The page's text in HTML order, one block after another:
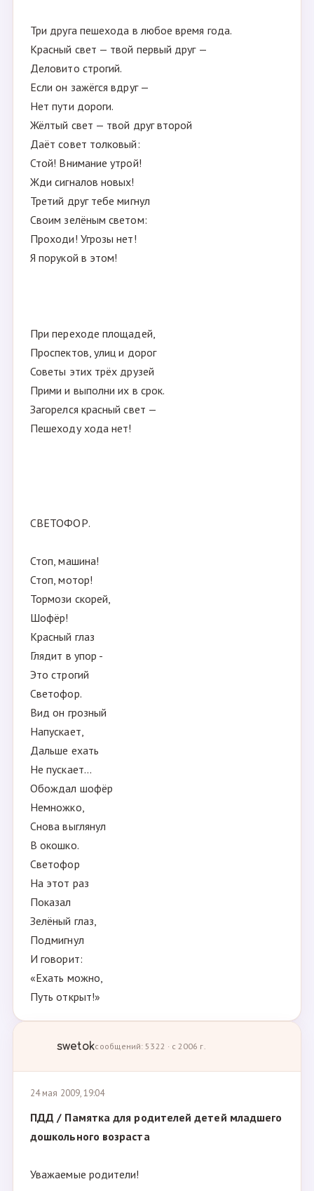
Три друга пешехода в любое время года.
Красный свет — твой первый друг —
Деловито строгий.
Если он зажёгся вдруг —
Нет пути дороги.
Жёлтый свет — твой друг второй
Даёт совет толковый:
Стой! Внимание утрой!
Жди сигналов новых!
Третий друг тебе мигнул
Своим зелёным светом:
Проходи! Угрозы нет!
Я порукой в этом!
При переходе площадей,
Проспектов, улиц и дорог
Советы этих трёх друзей
Прими и выполни их в срок.
Загорелся красный свет —
Пешеходу хода нет!
СВЕТОФОР.
Стоп, машина!
Стоп, мотор!
Тормози скорей,
Шофёр!
Красный глаз
Глядит в упор -
Это строгий
Светофор.
Вид он грозный
Напускает,
Дальше ехать
Не пускает...
Обождал шофёр
Немножко,
Снова выглянул
В окошко.
Светофор
На этот раз
Показал
Зелёный глаз,
Подмигнул
И говорит:
«Ехать можно,
Путь открыт!»
swetokсообщений: 5322 · с 2006 г.
24 мая 2009, 19:04
ПДД / Памятка для родителей детей младшего
дошкольного возраста
Уважаемые родители!